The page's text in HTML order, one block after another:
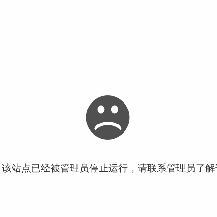
站点已经被管理员停止运行，请联系管理员了